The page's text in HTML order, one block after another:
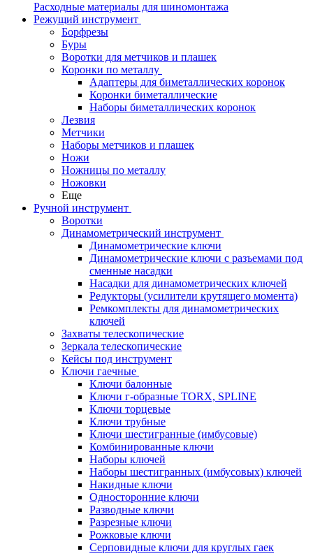
Расходные материалы для шиномонтажа
Режущий инструмент
Борфрезы
Буры
Воротки для метчиков и плашек
Коронки по металлу
Адаптеры для биметаллических коронок
Коронки биметаллические
Наборы биметаллических коронок
Лезвия
Метчики
Наборы метчиков и плашек
Ножи
Ножницы по металлу
Ножовки
Еще
Ручной инструмент
Воротки
Динамометрический инструмент
Динамометрические ключи
Динамометрические ключи с разъемами под
сменные насадки
Насадки для динамометрических ключей
Редукторы (усилители крутящего момента)
Ремкомплекты для динамометрических
ключей
Захваты телескопические
Зеркала телескопические
Кейсы под инструмент
Ключи гаечные
Ключи балонные
Ключи г-образные TORX, SPLINE
Ключи торцевые
Ключи трубные
Ключи шестигранные (имбусовые)
Комбинированные ключи
Наборы ключей
Наборы шестигранных (имбусовых) ключей
Накидные ключи
Односторонние ключи
Разводные ключи
Разрезные ключи
Рожковые ключи
Серповидные ключи для круглых гаек